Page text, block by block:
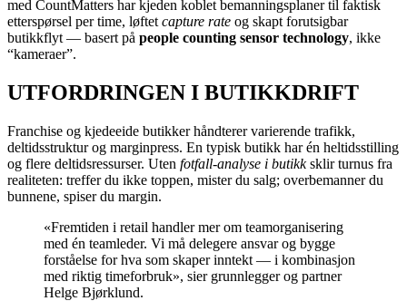
med CountMatters har kjeden koblet bemanningsplaner til faktisk
etterspørsel per time, løftet capture rate og skapt forutsigbar
butikkflyt — basert på people counting sensor technology, ikke
“kameraer”.
UTFORDRINGEN I BUTIKKDRIFT
Franchise og kjedeeide butikker håndterer varierende trafikk,
deltidsstruktur og marginpress. En typisk butikk har én heltidsstilling
og flere deltidsressurser. Uten fotfall-analyse i butikksklir turnus fra
realiteten: treffer du ikke toppen, mister du salg; overbemanner du
bunnene, spiser du margin.
«Fremtiden i retail handler mer om teamorganisering
med én teamleder. Vi må delegere ansvar og bygge
forståelse for hva som skaper inntekt — i kombinasjon
med riktig timeforbruk», sier grunnlegger og partner
Helge Bjørklund.